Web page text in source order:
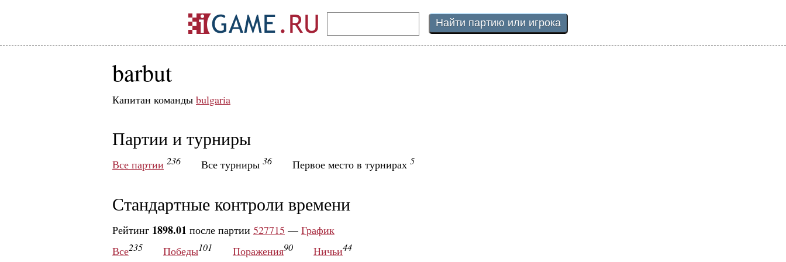
barbut
Капитан команды bulgaria
Партии и турниры
Все партии 236 Все турниры 36 Первое место в турнирах 5
Стандартные контроли времени
Рейтинг 1898.01 после партии 527715 — График
Все235 Победы101 Поражения90 Ничьи44